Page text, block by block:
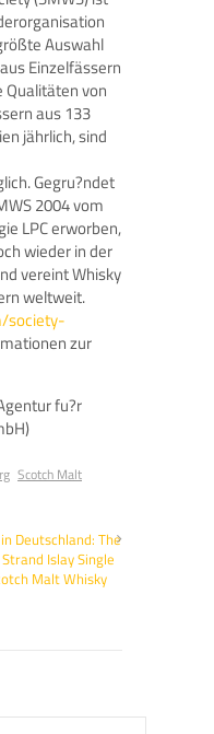
Auswahl
Einzelfässern
Qualitäten von
aus 133
jährlich, sind
Gegru?ndet
2004 vom
LPC erworben,
wieder in der
vereint Whisky
weltweit.
society-
zur
fu?r
Scotch Malt
Deutschland: The
Islay Single
Malt Whisky